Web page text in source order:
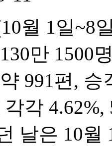
월 1일~8
만 1500
991편,
각
날은 10월